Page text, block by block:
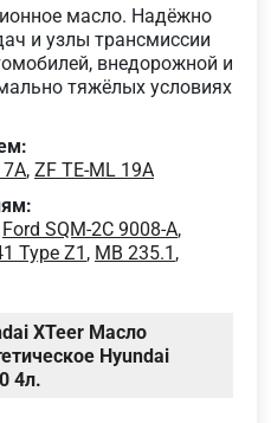
масло. Надёжно
и узлы трансмиссии
внедорожной и
тяжёлых условиях
, ZF TE-ML 19A
Ford SQM-2C 9008-A,
Type Z1 , MB 235.1 ,
XTeer Масло
Hyundai
4л.